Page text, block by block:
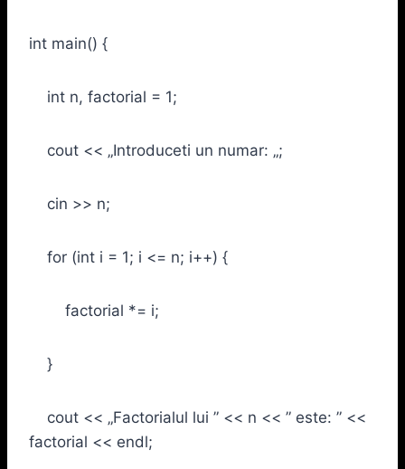
int main() {
int n, factorial = 1;
cout << „Introduceti un numar: „;
cin >> n;
for (int i = 1; i <= n; i++) {
factorial *= i;
}
cout << „Factorialul lui ” << n << ” este: ” <<
factorial << endl;